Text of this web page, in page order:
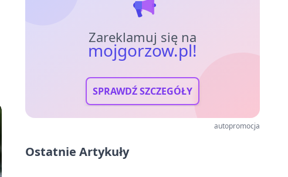
Zareklamuj się na
mojgorzow.pl!
SPRAWDŹ SZCZEGÓŁY
autopromocja
Ostatnie Artykuły